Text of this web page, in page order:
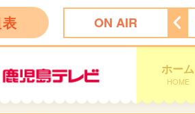
ON AIR
ＮＮ Ｌｉｖｅ Ｎｅｗｓ ｄａｙｓ
ホーム
HOME